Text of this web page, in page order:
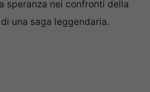
speranza nei confronti della
una saga leggendaria.